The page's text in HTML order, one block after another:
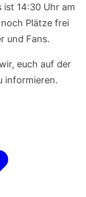
14:30 Uhr am
Plätze frei
und Fans.
euch auf der
informieren.